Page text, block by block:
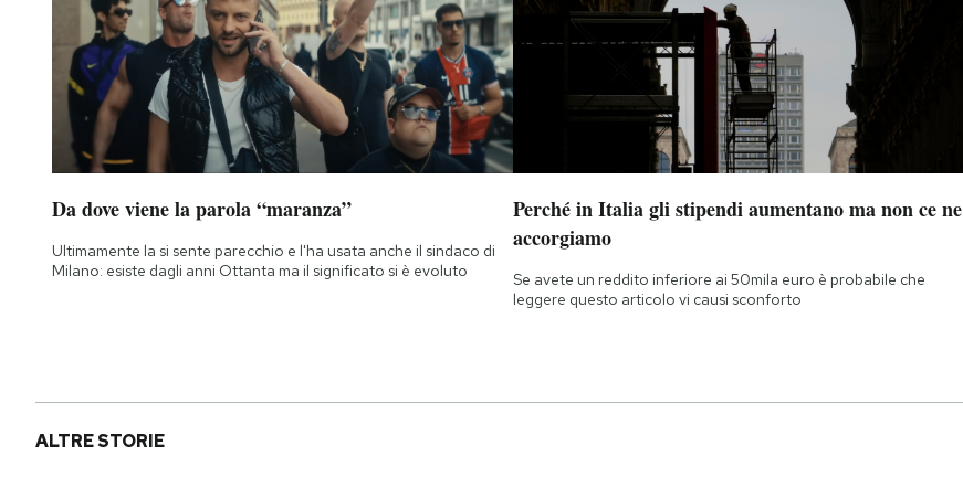
Da dove viene la parola “maranza”
Ultimamente la si sente parecchio e l'ha usata anche il sindaco di
Milano: esiste dagli anni Ottanta ma il significato si è evoluto
Perché in Italia gli stipendi aumentano ma non ce ne
accorgiamo
Se avete un reddito inferiore ai 50mila euro è probabile che
leggere questo articolo vi causi sconforto
ALTRE STORIE